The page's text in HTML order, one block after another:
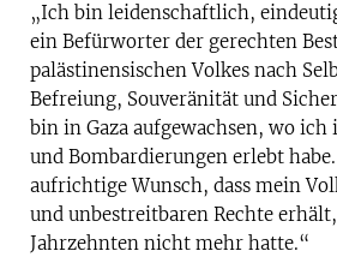
„Ich bin leidenschaftlich,
ein Befürworter der gerechten
palästinensischen Volkes nach
Befreiung, Souveränität und
bin in Gaza aufgewachsen, wo ich
und Bombardierungen erlebt
aufrichtige Wunsch, dass mein
und unbestreitbaren Rechte
Jahrzehnten nicht mehr hatte.“